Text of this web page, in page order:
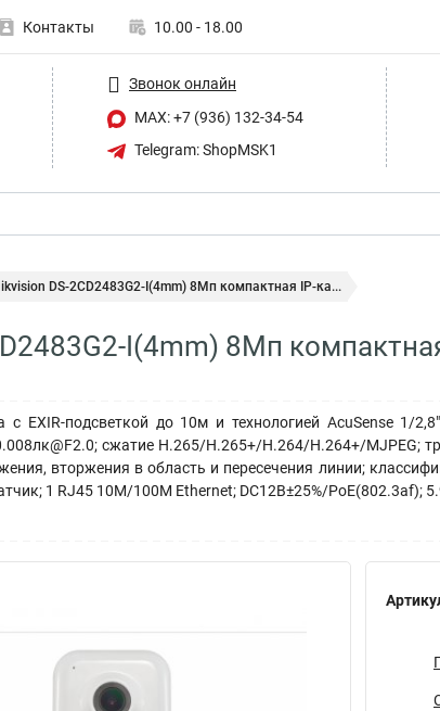
Контакты 10.00 - 18.00
Звонок онлайн
MAX: +7 (936) 132-34-54
Telegram: ShopMSK1
DS-2CD2483G2-I(4mm) 8Мп компактная IP-ка...
I(4mm) 8Мп
EXIR-подсветкой до 10м и технологией AcuSense 1/
сжатие H.265/H.265+/H.264/H.264+/MJPEG;
вторжения в область и пересечения линии;
1 RJ45 10M/100M Ethernet; DC12В±25%/PoE(802.3af);